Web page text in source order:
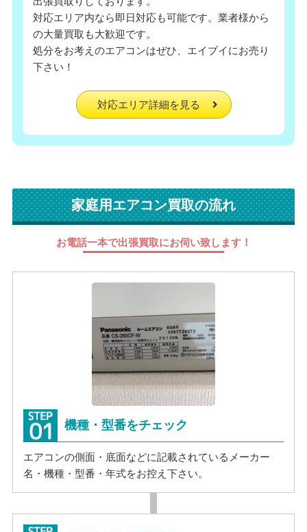
対応エリア内なら即日対応も可能です。業者様から
の大量買取も大歓迎です。
処分をお考えのエアコンはぜひ、エイブイにお売り
下さい！
対応エリア詳細を見る
家庭用エアコン買取の流れ
お電話一本で出張買取にお伺い致します！
機種・型番をチェック
エアコンの側面・底面などに記載されているメーカー
名・機種・型番・年式をお控え下さい。